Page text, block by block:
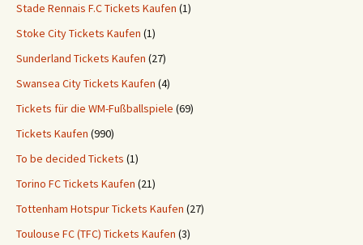
Stade Rennais F.C Tickets Kaufen (1)
Stoke City Tickets Kaufen (1)
Sunderland Tickets Kaufen (27)
Swansea City Tickets Kaufen (4)
Tickets für die WM-Fußballspiele (69)
Tickets Kaufen (990)
To be decided Tickets (1)
Torino FC Tickets Kaufen (21)
Tottenham Hotspur Tickets Kaufen (27)
Toulouse FC (TFC) Tickets Kaufen (3)